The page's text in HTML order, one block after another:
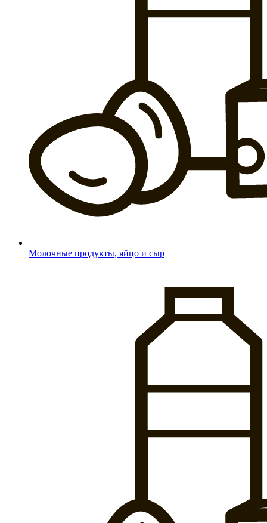
Молочные продукты, яйцо и сыр